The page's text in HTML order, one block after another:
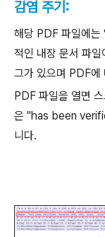
감염 주기:
해당 PDF 파일에는
적인 내장 문서 파일
그가 있으며 PDF에
PDF 파일을 열면
은 "has been
니다.